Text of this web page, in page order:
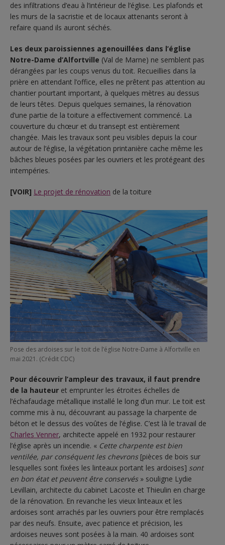
des infiltrations d’eau à l’intérieur de l’église. Les plafonds et
les murs de la sacristie et de locaux attenants seront à
refaire quand ils auront séchés.
Les deux paroissiennes agenouillées dans l’église
Notre-Dame d’Alfortville (Val de Marne) ne semblent pas
dérangées par les coups venus du toit. Recueillies dans la
prière en attendant l’office, elles ne prêtent pas attention au
chantier pourtant important, à quelques mètres au dessus
de leurs têtes. Depuis quelques semaines, la rénovation
d’une partie de la toiture a effectivement commencé. La
couverture du chœur et du transept est entièrement
changée. Mais les travaux sont peu visibles depuis la cour
autour de l’église, la végétation printanière cache même les
bâches bleues posées par les ouvriers et les protégeant des
intempéries.
[VOIR] Le projet de rénovation de la toiture
Pose des ardoises sur le toit de l’église Notre-Dame à Alfortville en
mai 2021. (Crédit CDC)
Pour découvrir l’ampleur des travaux, il faut prendre
de la hauteur et emprunter les étroites échelles de
l’échafaudage métallique installé le long d’un mur. Le toit est
comme mis à nu, découvrant au passage la charpente de
béton et le dessus des voûtes de l’église. C’est là le travail de
Charles Venner, architecte appelé en 1932 pour restaurer
l’église après un incendie. « Cette charpente est bien
ventilée, par conséquent les chevrons[pièces de bois sur
lesquelles sont fixées les linteaux portant les ardoises] sont
en bon état et peuvent être conservés » souligne Lydie
Levillain, architecte du cabinet Lacoste et Thieulin en charge
de la rénovation. En revanche les vieux linteaux et les
ardoises sont arrachés par les ouvriers pour être remplacés
par des neufs. Ensuite, avec patience et précision, les
ardoises neuves sont posées à la main. 40 ardoises sont